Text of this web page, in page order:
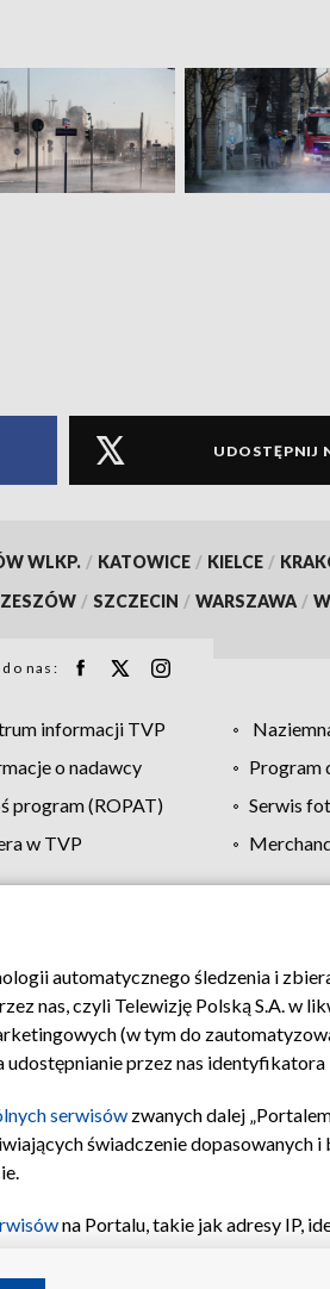
UDOSTĘPNIJ
WLKP. / KATOWICE / KIELCE /
/ SZCZECIN / WARSZAWA /
do nas:
informacji TVP
o nadawcy
Program
program (ROPAT)
Serwis
w TVP
Moje zgody Pomoc Biuro
automatycznego śledzenia i
nas, czyli Telewizję Polską S.A. w
(w tym do
przez nas
serwisów zwanych dalej
świadczenie dopasowanych i
na Portalu, takie jak adresy IP,
urządzeniu lub dostęp do nich,